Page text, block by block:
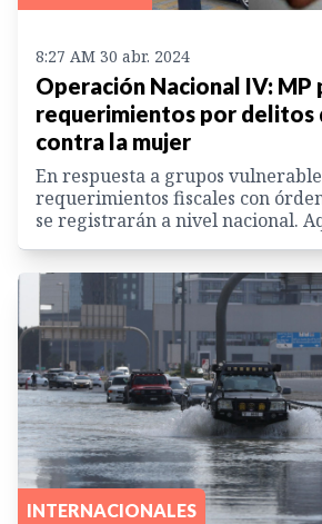
8:27 AM 30 abr. 2024
Operación Nacional IV: MP
requerimientos por delitos
contra la mujer
En respuesta a grupos
requerimientos fiscales con
se registrarán a nivel nacional.
INTERNACIONALES